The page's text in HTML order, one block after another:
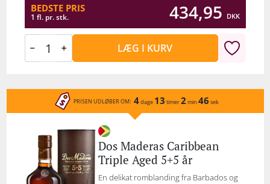
BEDSTE PRIS
1 fl. pr. stk. 434,95 DKK
LÆG I KURV
PRISEN UDLØBER OM: 4dage 13 timer2 min 46 sek
Dos Maderas Caribbean
Triple Aged 5+5 år
En delikat romblanding fra Barbados og